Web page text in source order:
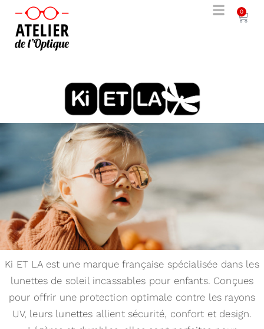
0
Ki ET LA est une marque française spécialisée dans les
lunettes de soleil incassables pour enfants. Conçues
pour offrir une protection optimale contre les rayons
UV, leurs lunettes allient sécurité, confort et design.